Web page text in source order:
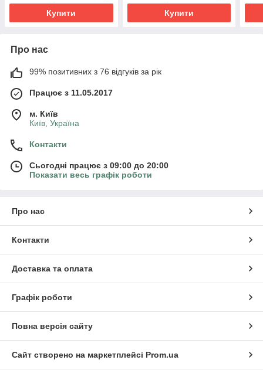
Купити Купити
Про нас
99% позитивних з 76 відгуків за рік
Працює з 11.05.2017
м. Київ
Київ, Україна
Контакти
Сьогодні працює з 09:00 до 20:00
Показати весь графік роботи
Про нас
Контакти
Доставка та оплата
Графік роботи
Повна версія сайту
Сайт створено на маркетплейсі Prom.ua